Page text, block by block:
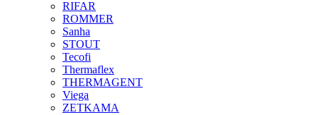
RIFAR
ROMMER
Sanha
STOUT
Tecofi
Thermaflex
THERMAGENT
Viega
ZETKAMA